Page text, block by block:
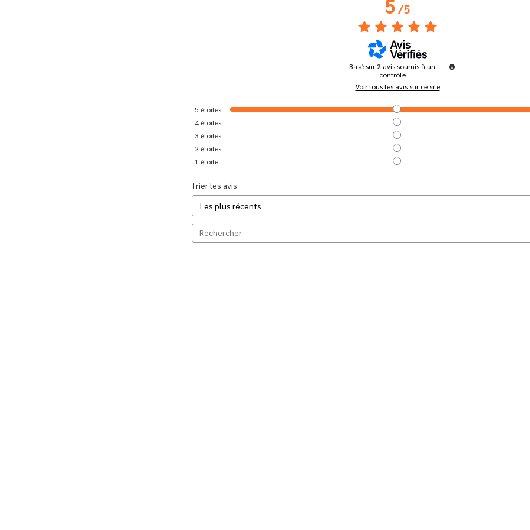
5/5
Basé sur2 avis soumis à un
contrôle
Voir tous les avis sur ce site
5 étoiles
4étoiles
3 étoiles
2 étoiles
1 étoile
Trier les avis